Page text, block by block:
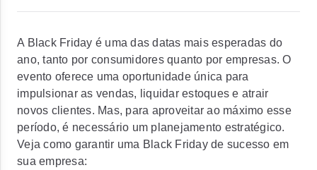
A Black Friday é uma das datas mais esperadas do
ano, tanto por consumidores quanto por empresas. O
evento oferece uma oportunidade única para
impulsionar as vendas, liquidar estoques e atrair
novos clientes. Mas, para aproveitar ao máximo esse
período, é necessário um planejamento estratégico.
Veja como garantir uma Black Friday de sucesso em
sua empresa: